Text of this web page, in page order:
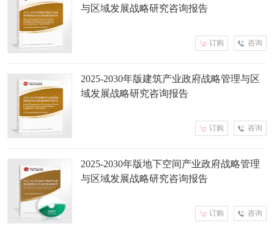
与区域发展战略研究咨询报告
咨询
订购
2025-2030年版建筑产业政府战略管理与区
域发展战略研究咨询报告
咨询
订购
2025-2030年版地下空间产业政府战略管理
与区域发展战略研究咨询报告
咨询
订购